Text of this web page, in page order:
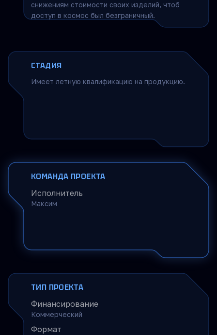
снижениям стоимости своих изделий, чтоб
доступ в космос был безграничный.
СТАДИЯ
Имеет летную квалификацию на продукцию.
КОМАНДА ПРОЕКТА
Исполнитель
Максим
ТИП ПРОЕКТА
Финансирование
Коммерческий
Формат